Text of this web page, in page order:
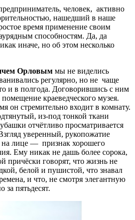
человек, активно
нашедший в наше
время применение своим
способностям. Да, да
иначе, но об этом несколько
Орловым мы не виделись
регулярно, но не чаще
и в полгода. Договорившись с ним
краеведческого музея.
он стремительно входит в комнату.
из-под тонкой ткани
отчётливо просматривается
уверенный, рукопожатие
на лице — признак хорошего
Ему никак не дашь более сорока,
причёски говорят, что жизнь не
белой и пушистой, что знавал
и что, не смотря элегантную
за пятьдесят.